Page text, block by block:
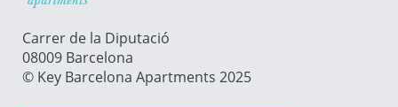
Carrer de la Diputació
08009 Barcelona
© Key Barcelona Apartments 2025